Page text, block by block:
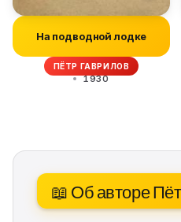
На подводной лодке
ПЁТР ГАВРИЛОВ
1930
📖 Об авторе